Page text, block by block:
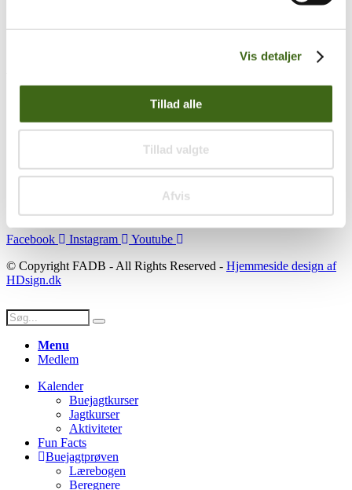
Vis detaljer
Tillad alle
Tillad valgte
Afvis
Om brug af siden
Ordre historik(kræver konto)
Persondatapolitik
Facebook Instagram
Youtube
© Copyright FADB - All Rights Reserved - Hjemmeside design af
HDsign.dk
Menu
Medlem
Kalender
Buejagtkurser
Jagtkurser
Aktiviteter
Fun Facts
Buejagtprøven
Lærebogen
Beregnere